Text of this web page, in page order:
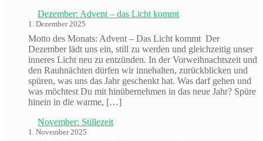
Dezember: Advent – das Licht kommt
1. Dezember 2025
Motto des Monats: Advent – Das Licht kommt Der
Dezember lädt uns ein, still zu werden und gleichzeitig unser
inneres Licht neu zu entzünden. In der Vorweihnachtszeit und
den Rauhnächten dürfen wir innehalten, zurückblicken und
spüren, was uns das Jahr geschenkt hat. Was darf gehen und
was möchtest Du mit hinübernehmen in das neue Jahr? Spüre
hinein in die warme, […]
November: Stillezeit
1. November 2025